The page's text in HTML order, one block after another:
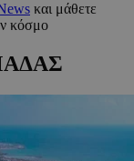
και μάθετε
κόσμο